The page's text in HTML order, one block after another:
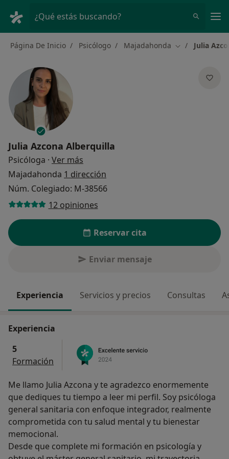
¿Qué estás buscando?
Página De Inicio Psicólogo Majadahonda Cambiar de
Julia
Julia Azcona Alberquilla
Psicóloga · Ver más
Majadahonda 1 dirección
Núm. Colegiado: M-38566
12 opiniones
Reservar cita
Enviar mensaje
Experiencia Servicios y precios Consultas
Experiencia
5
Formación
Me llamo Julia Azcona y te agradezco enormemente
que dediques tu tiempo a leer mi perfil. Soy psicóloga
general sanitaria con enfoque integrador, realmente
comprometida con tu salud mental y tu bienestar
memocional.
Desde que complete mi formación en psicología y